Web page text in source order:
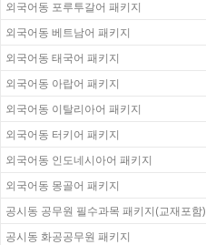
외국어동 포루투갈어 패키지
외국어동 베트남어 패키지
외국어동 태국어 패키지
외국어동 아랍어 패키지
외국어동 이탈리아어 패키지
외국어동 터키어 패키지
외국어동 인도네시아어 패키지
외국어동 몽골어 패키지
공시동 공무원 필수과목 패키지(교재포함)
공시동 화공공무원 패키지